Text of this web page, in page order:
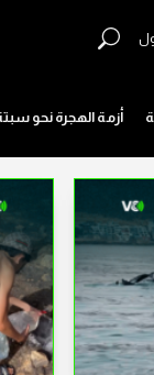
أزمة الهجرة نحو